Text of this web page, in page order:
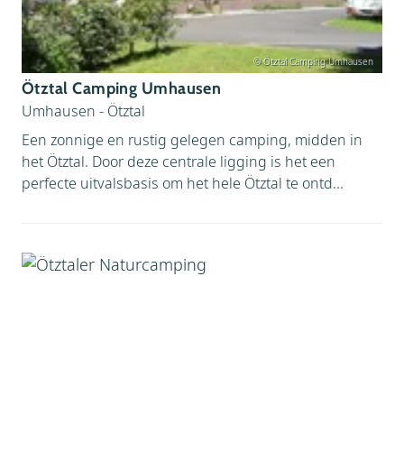
© Ötztal Camping Umhausen
Ötztal Camping Umhausen
Umhausen - Ötztal
Een zonnige en rustig gelegen camping, midden in
het Ötztal. Door deze centrale ligging is het een
perfecte uitvalsbasis om het hele Ötztal te ontd...